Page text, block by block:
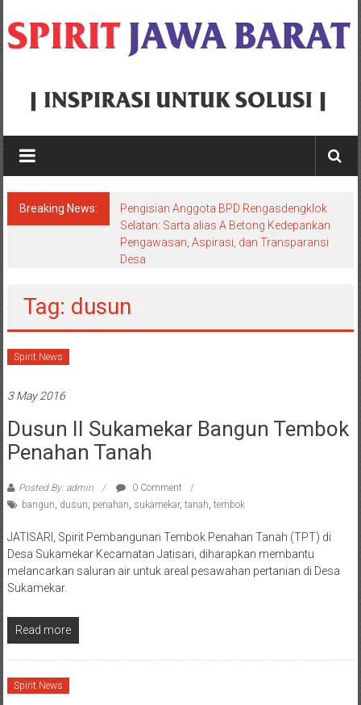
to
content
Spirit
Jawa
Barat
Inspirasi
Breaking News:
Pengisian Anggota BPD Rengasdengklok
Selatan: Sarta alias A Betong Kedepankan
Pengawasan, Aspirasi, dan Transparansi
Desa
Tag: dusun
Spirit News
3 May 2016
Dusun II Sukamekar Bangun Tembok
Penahan Tanah
Posted By: admin
0 Comment
bangun dusun penahan sukamekar, tanah tembok
JATISARI, Spirit Pembangunan Tembok Penahan Tanah (TPT) di
Desa Sukamekar Kecamatan Jatisari, diharapkan membantu
melancarkan saluran air untuk areal pesawahan pertanian di Desa
Sukamekar.
Read more
Spirit News